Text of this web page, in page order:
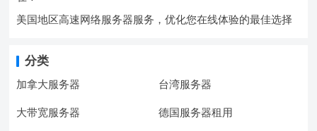
美国地区高速网络服务器服务，优化您在线体验的最佳选择
分类
加拿大服务器 台湾服务器
大带宽服务器 德国服务器租用